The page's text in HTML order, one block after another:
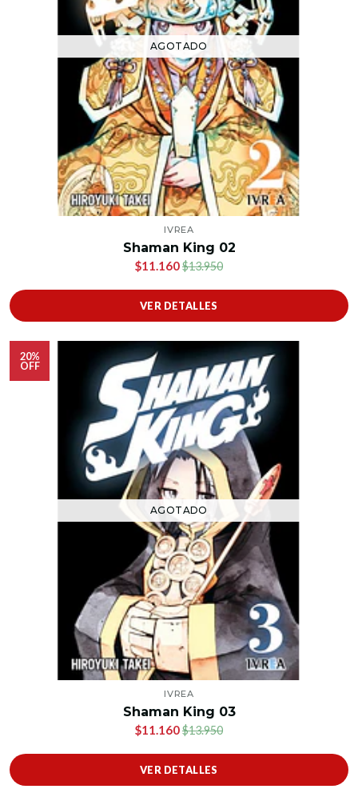
AGOTADO
IVREA
Shaman King 02
$11.160$13.950
VER DETALLES
20%
OFF
AGOTADO
IVREA
Shaman King 03
$11.160$13.950
VER DETALLES